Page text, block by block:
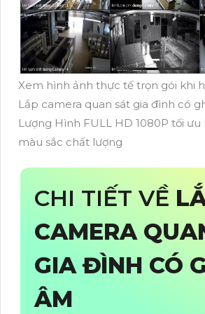
Xem hình ảnh thực tế trọn gói khi
Lắp camera quan sát gia đình có
Lượng Hình FULL HD 1080P tối ưu
màu sắc chất lượng
CHI TIẾT VỀ
CAMERA
GIA ĐÌNH CÓ
ÂM